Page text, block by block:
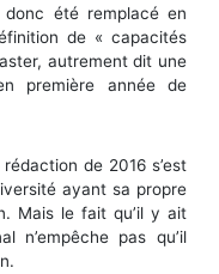
été remplacé en
de « capacités
autrement dit une
première année de
de 2016 s’est
ayant sa propre
Mais le fait qu’il y ait
n’empêche pas qu’il